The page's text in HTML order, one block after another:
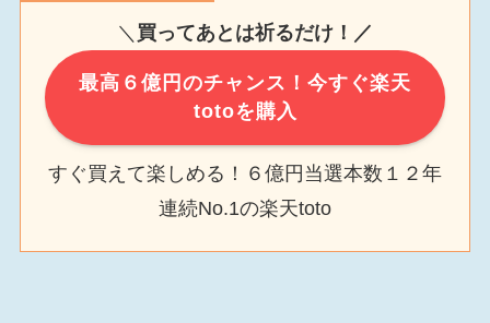
＼ 買ってあとは祈るだけ！／
最高６億円のチャンス！今すぐ楽天
totoを購入
すぐ買えて楽しめる！６億円当選本数１２年
連続No.1の楽天toto